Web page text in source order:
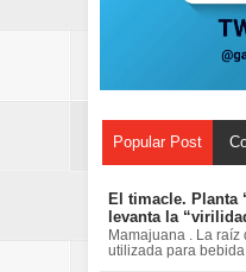
Popular Post
El timacle. Planta
levanta la
Mamajuana . La
utilizada para